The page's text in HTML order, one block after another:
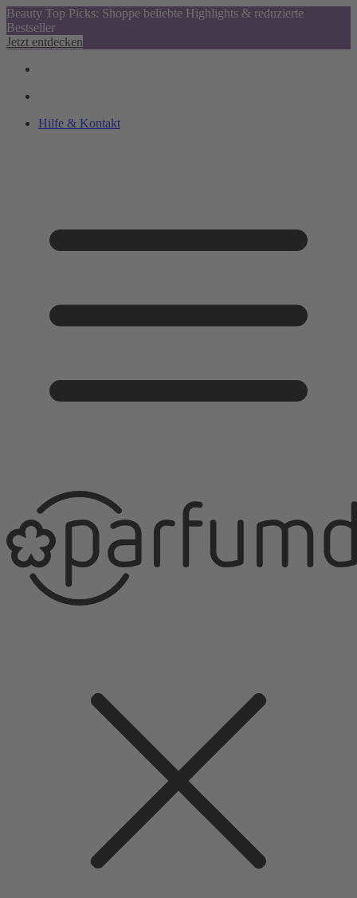
Beauty Top Picks: Shoppe beliebte Highlights & reduzierte
Bestseller
Jetzt entdecken
Hilfe & Kontakt